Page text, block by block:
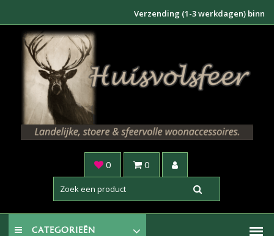
inhoud
Verzending (1-3 werkdagen) binnen
0 0
CATEGORIEËN